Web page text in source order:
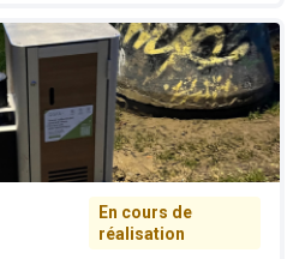
En cours de
réalisation